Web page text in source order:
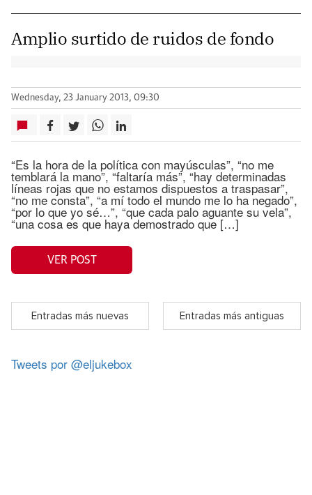
Amplio surtido de ruidos de fondo
Wednesday, 23 January 2013, 09:30
“Es la hora de la política con mayúsculas”, “no me
temblará la mano”, “faltaría más”, “hay determinadas
líneas rojas que no estamos dispuestos a traspasar”,
“no me consta”, “a mí todo el mundo me lo ha negado”,
“por lo que yo sé…”, “que cada palo aguante su vela”,
“una cosa es que haya demostrado que […]
VER POST
Entradas más nuevas Entradas más antiguas
Tweets por @eljukebox